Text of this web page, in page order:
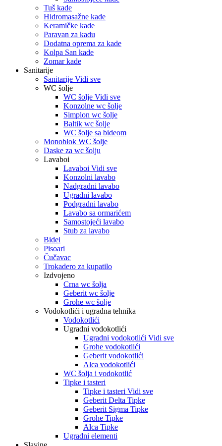
Tuš kade
Hidromasažne kade
Keramičke kade
Paravan za kadu
Dodatna oprema za kade
Kolpa San kade
Zomar kade
Sanitarije
Sanitarije Vidi sve
WC šolje
WC šolje Vidi sve
Konzolne wc šolje
Simplon wc šolje
Baltik wc šolje
WC šolje sa bideom
Monoblok WC šolje
Daske za wc šolju
Lavaboi
Lavaboi Vidi sve
Konzolni lavabo
Nadgradni lavabo
Ugradni lavabo
Podgradni lavabo
Lavabo sa ormarićem
Samostojeći lavabo
Stub za lavabo
Bidei
Pisoari
Čučavac
Trokadero za kupatilo
Izdvojeno
Crna wc šolja
Geberit wc šolje
Grohe wc šolje
Vodokotlići i ugradna tehnika
Vodokotlići
Ugradni vodokotlići
Ugradni vodokotlići Vidi sve
Grohe vodokotlići
Geberit vodokotlići
Alca vodokotlići
WC šolja i vodokotlić
Tipke i tasteri
Tipke i tasteri Vidi sve
Geberit Delta Tipke
Geberit Sigma Tipke
Grohe Tipke
Alca Tipke
Ugradni elementi